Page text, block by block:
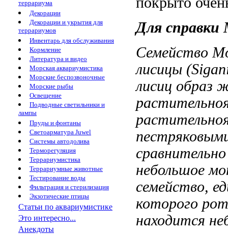
террариума
Декорации
Декорации и укрытия для
террариумов
Инвентарь для обслуживания
Кормление
Литература и видео
Морская аквариумистика
Морские беспозвоночные
Морские рыбы
Освещение
Подводные светильники и
лампы
Пруды и фонтаны
Светоарматура Juwel
Системы автодолива
Терморегуляция
Террариумистика
Террариумные животные
Тестирование воды
Фильтрация и стерилизация
Экзотические птицы
Статьи по аквариумистике
Это интересно...
Анекдоты
Для справки
Семейство
лисицы
лисиц образ
небольшое
семейство,
которого
находится